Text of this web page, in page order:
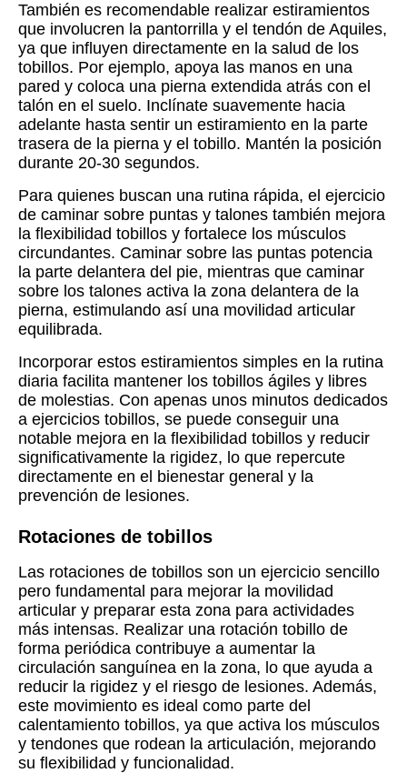
También es recomendable realizar estiramientos
que involucren la pantorrilla y el tendón de Aquiles,
ya que influyen directamente en la salud de los
tobillos. Por ejemplo, apoya las manos en una
pared y coloca una pierna extendida atrás con el
talón en el suelo. Inclínate suavemente hacia
adelante hasta sentir un estiramiento en la parte
trasera de la pierna y el tobillo. Mantén la posición
durante 20-30 segundos.
Para quienes buscan una rutina rápida, el ejercicio
de caminar sobre puntas y talones también mejora
la flexibilidad tobillos y fortalece los músculos
circundantes. Caminar sobre las puntas potencia
la parte delantera del pie, mientras que caminar
sobre los talones activa la zona delantera de la
pierna, estimulando así una movilidad articular
equilibrada.
Incorporar estos estiramientos simples en la rutina
diaria facilita mantener los tobillos ágiles y libres
de molestias. Con apenas unos minutos dedicados
a ejercicios tobillos, se puede conseguir una
notable mejora en la flexibilidad tobillos y reducir
significativamente la rigidez, lo que repercute
directamente en el bienestar general y la
prevención de lesiones.
Rotaciones de tobillos
Las rotaciones de tobillos son un ejercicio sencillo
pero fundamental para mejorar la movilidad
articular y preparar esta zona para actividades
más intensas. Realizar una rotación tobillo de
forma periódica contribuye a aumentar la
circulación sanguínea en la zona, lo que ayuda a
reducir la rigidez y el riesgo de lesiones. Además,
este movimiento es ideal como parte del
calentamiento tobillos, ya que activa los músculos
y tendones que rodean la articulación, mejorando
su flexibilidad y funcionalidad.